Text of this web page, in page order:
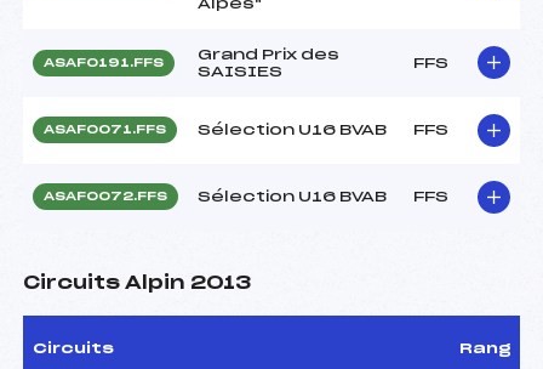
Alpes"
ASAF0191.FFS
Grand Prix des
SAISIES
FFS
ASAF0071.FFS Sélection U16 BVAB FFS
ASAF0072.FFS Sélection U16 BVAB FFS
Circuits Alpin 2013
Circuits Rang